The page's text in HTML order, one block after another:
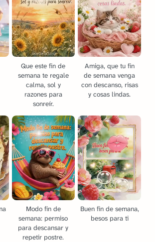
Que este fin de
semana te regale
calma, sol y
razones para
sonreír.
Amiga, que tu fin
de semana venga
con descanso, risas
y cosas lindas.
Modo fin de
semana: permiso
para descansar y
repetir postre.
Buen fin de semana,
besos para ti